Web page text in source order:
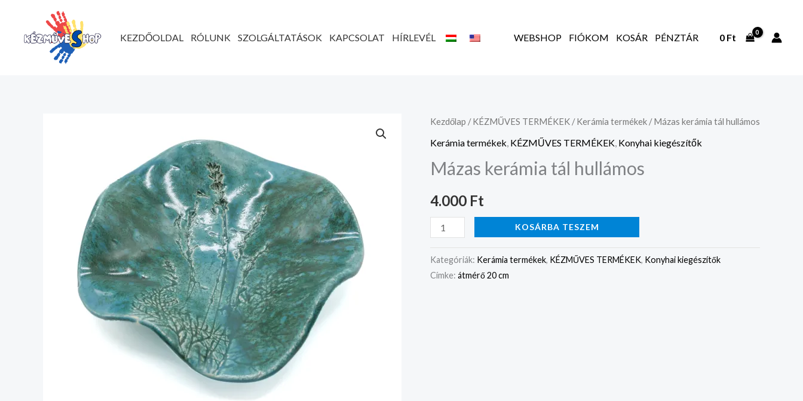
tartalomhoz
KEZDŐOLDAL RÓLUNK SZOLGÁLTATÁSOK KAPCSOLAT HÍRLEVÉL WEBSHOP FIÓKOM KOSÁR PÉNZTÁR 0 Ft
Kezdőlap /KÉZMŰVES TERMÉKEK /Kerámia termékek / Mázas kerámia tál hullámos
Kerámia termékek, KÉZMŰVES TERMÉKEK, Konyhai kiegészítők
Mázas kerámia tál hullámos
4.000 Ft
Mázas
kerámia
hullámos
KOSÁRBA TESZEM
Kategóriák: Kerámia termékek, KÉZMŰVES TERMÉKEK, Konyhai kiegészítők
Címke: átmérő 20 cm